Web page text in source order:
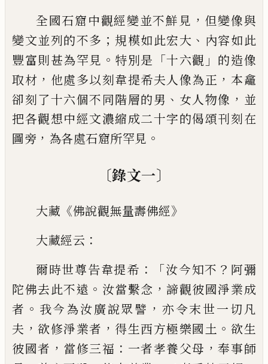
全國石窟中觀經變並不鮮見 ， 但變像與
變文並列的不多 ； 規模如此宏大 、 內容如此
豐富則甚為罕見 。 特別是 「十六觀 」 的造像
取材 ， 他處多以刻韋提希夫人像為正 ， 本龕
卻刻了十六個不同階層的男 、 女人物像 ， 並
把各觀想中經文濃縮成二十字的偈頌刊刻在
圖旁 ， 為各處石窟所罕見 。
〔錄文一〕
大藏 《佛說觀無量壽佛經》
大藏經云 ：
爾時世尊告韋提希 ：「汝今知不 ？ 阿彌
陀佛去此不遠 。 汝當繫念 ，諦觀彼國淨業成
者 。 我今為汝廣說眾譬 ， 亦令末世一切 凡
夫 ，欲修淨業者 ， 得生西方極樂國土 。 欲生
彼國者 ， 當修三福 ： 一者孝養父母 ，奉事師